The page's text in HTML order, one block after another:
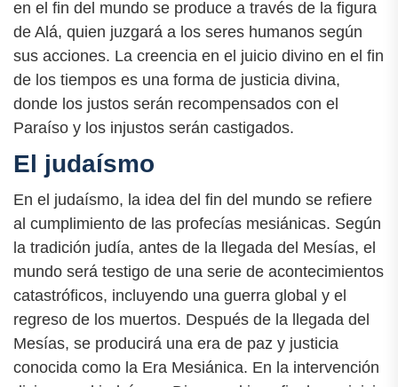
en el fin del mundo se produce a través de la figura
de Alá, quien juzgará a los seres humanos según
sus acciones. La creencia en el juicio divino en el fin
de los tiempos es una forma de justicia divina,
donde los justos serán recompensados con el
Paraíso y los injustos serán castigados.
El judaísmo
En el judaísmo, la idea del fin del mundo se refiere
al cumplimiento de las profecías mesiánicas. Según
la tradición judía, antes de la llegada del Mesías, el
mundo será testigo de una serie de acontecimientos
catastróficos, incluyendo una guerra global y el
regreso de los muertos. Después de la llegada del
Mesías, se producirá una era de paz y justicia
conocida como la Era Mesiánica. En la intervención